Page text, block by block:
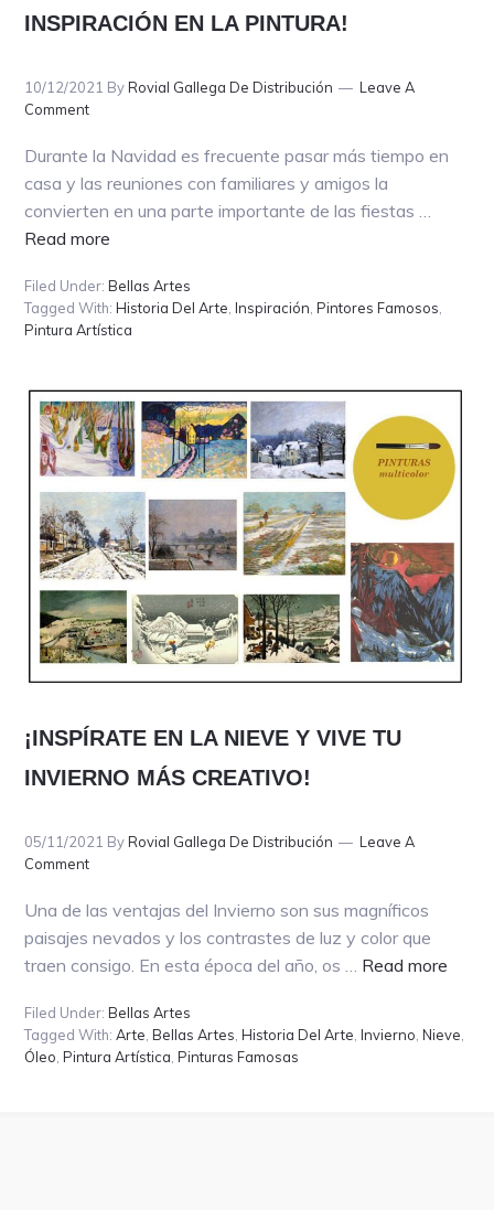
INSPIRACIÓN EN LA PINTURA!
10/12/2021 ByRovial Gallega De Distribución
Leave A
Comment
Durante la Navidad es frecuente pasar más tiempo en
casa y las reuniones con familiares y amigos la
convierten en una parte importante de las fiestas …
Read more
CASA
COMO
INSPIRACIÓN
EN
LA
PINTURA!
Filed Under:Bellas Artes
Tagged With:Historia Del Arte ,Inspiración ,Pintores Famosos
Pintura Artística
¡INSPÍRATE EN LA NIEVE Y VIVE TU
INVIERNO MÁS CREATIVO!
05/11/2021 ByRovial Gallega De Distribución
Leave A
Comment
Una de las ventajas del Invierno son sus magníficos
paisajes nevados y los contrastes de luz y color que
traen consigo. En esta época del año, os … Read more
LA
Filed Under:Bellas Artes
Tagged With:Arte ,Bellas Artes ,Historia Del Arte ,Invierno ,Nieve
Óleo ,Pintura Artística ,Pinturas Famosas